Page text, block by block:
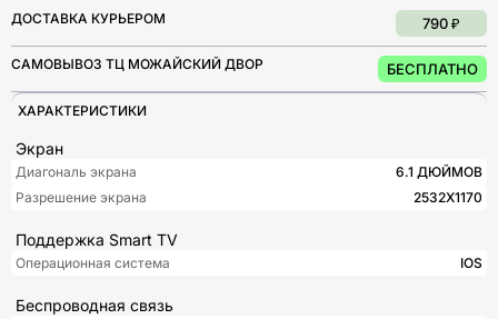
ДОСТАВКА КУРЬЕРОМ 790 ₽
САМОВЫВОЗ ТЦ МОЖАЙСКИЙ ДВОР БЕСПЛАТНО
ХАРАКТЕРИСТИКИ
Экран
Диагональ экрана
6.1 ДЮЙМОВ
Разрешение экрана
2532X1170
Поддержка Smart TV
Операционная система IOS
Беспроводная связь